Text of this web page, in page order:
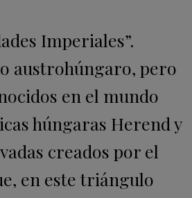
Imperiales”.
austrohúngaro, pero
en el mundo
húngaras Herend y
creados por el
en este triángulo